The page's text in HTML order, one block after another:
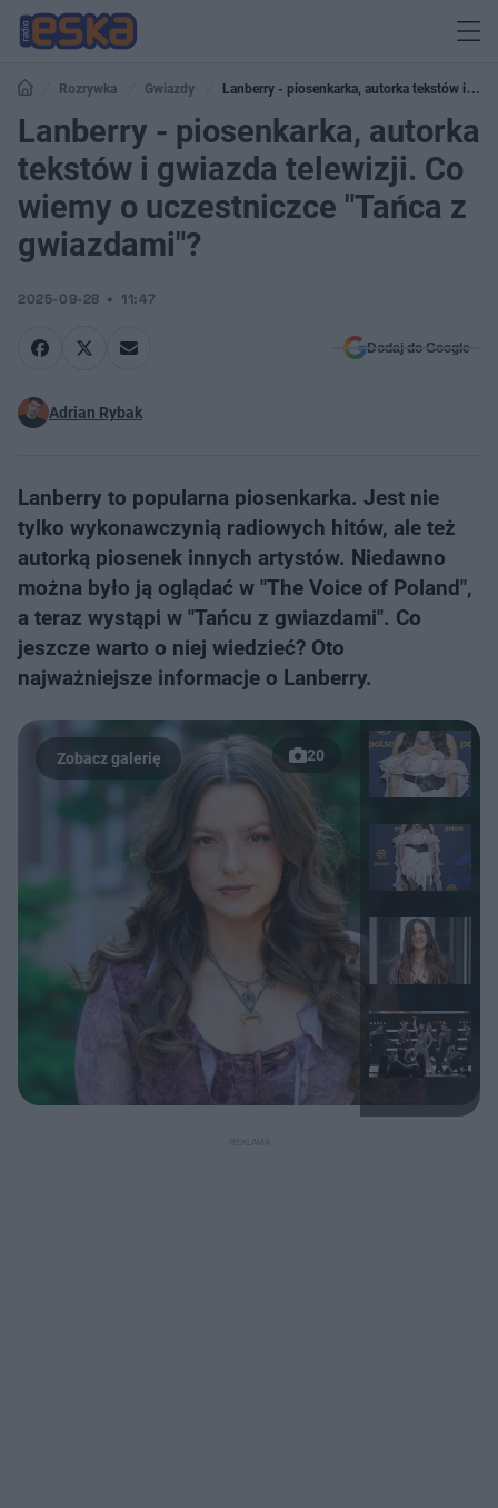
Rozrywka Gwiazdy
Lanberry - piosenkarka, autorka tekstów i
gwiazda telewizji. Co wiemy o uczestniczce "Tańca z gwiazdami"?
Lanberry - piosenkarka, autorka
tekstów i gwiazda telewizji. Co
wiemy o uczestniczce "Tańca z
gwiazdami"?
2025-09-28 11:47
Dodaj do Google
Adrian Rybak
Lanberry to popularna piosenkarka. Jest nie
tylko wykonawczynią radiowych hitów, ale też
autorką piosenek innych artystów. Niedawno
można było ją oglądać w "The Voice of Poland",
a teraz wystąpi w "Tańcu z gwiazdami". Co
jeszcze warto o niej wiedzieć? Oto
najważniejsze informacje o Lanberry.
20